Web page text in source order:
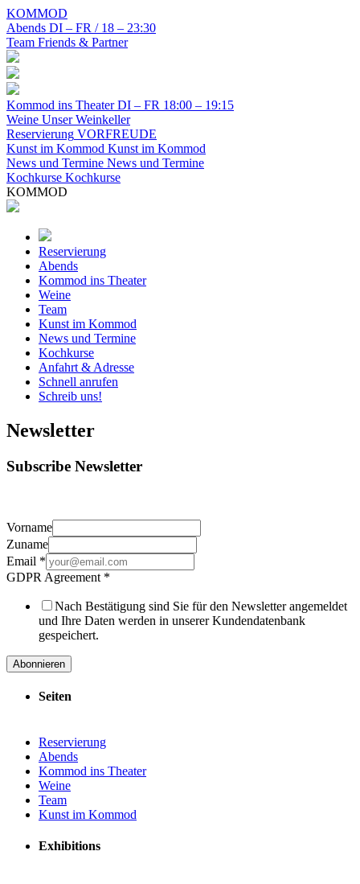
KOMMOD
Abends DI – FR / 18 – 23:30
Team Friends & Partner
Kommod ins Theater DI – FR 18:00 – 19:15
Weine Unser Weinkeller
Reservierung VORFREUDE
Kunst im Kommod Kunst im Kommod
News und Termine News und Termine
Kochkurse Kochkurse
KOMMOD
Reservierung
Abends
Kommod ins Theater
Weine
Team
Kunst im Kommod
News und Termine
Kochkurse
Anfahrt & Adresse
Schnell anrufen
Schreib uns!
Newsletter
Subscribe Newsletter
Vorname
Zuname
Email *
GDPR Agreement *
Nach Bestätigung sind Sie für den Newsletter angemeldet
und Ihre Daten werden in unserer Kundendatenbank
gespeichert.
Abonnieren
Seiten
Reservierung
Abends
Kommod ins Theater
Weine
Team
Kunst im Kommod
Exhibitions